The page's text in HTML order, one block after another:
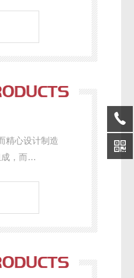
精心设计制造
，而
准确测出1mA的
了常年无间断测